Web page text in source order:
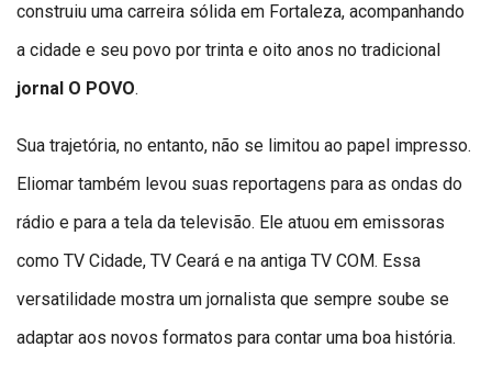
construiu uma carreira sólida em Fortaleza, acompanhando
a cidade e seu povo por trinta e oito anos no tradicional
jornal O POVO.
Sua trajetória, no entanto, não se limitou ao papel impresso.
Eliomar também levou suas reportagens para as ondas do
rádio e para a tela da televisão. Ele atuou em emissoras
como TV Cidade, TV Ceará e na antiga TV COM. Essa
versatilidade mostra um jornalista que sempre soube se
adaptar aos novos formatos para contar uma boa história.